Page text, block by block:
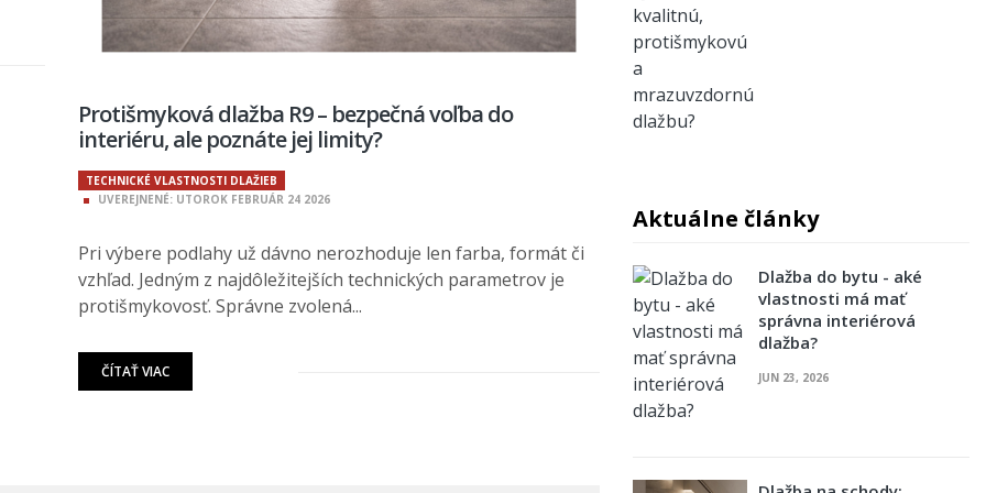
Protišmyková dlažba R9 – bezpečná voľba do
interiéru, ale poznáte jej limity?
TECHNICKÉ VLASTNOSTI DLAŽIEB
UVEREJNENÉ: UTOROK FEBRUÁR 24 2026
Pri výbere podlahy už dávno nerozhoduje len farba, formát či
vzhľad. Jedným z najdôležitejších technických parametrov je
protišmykovosť. Správne zvolená...
ČÍTAŤ VIAC
Aktuálne články
Dlažba do bytu - aké
vlastnosti má mať
správna interiérová
dlažba?
JUN 23, 2026